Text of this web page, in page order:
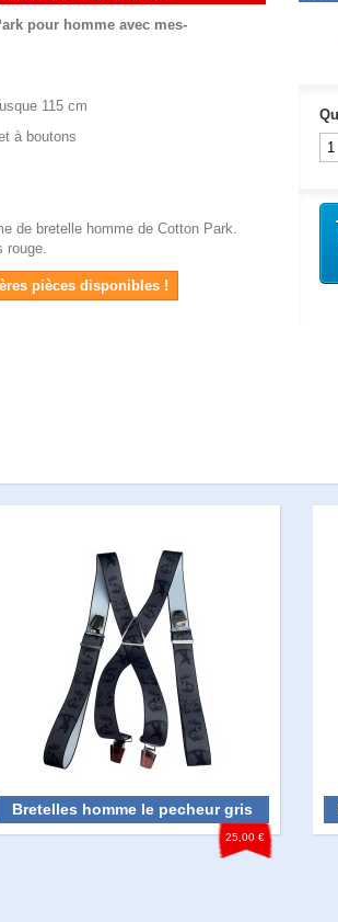
pour homme avec mes-
115 cm
à boutons
de bretelle homme de Cotton Park.
rouge.
pièces disponibles !
Bretelles homme le pecheur gris
25,00 €